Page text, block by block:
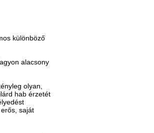
különböző
alacsony
olyan,
hab érzetét
saját